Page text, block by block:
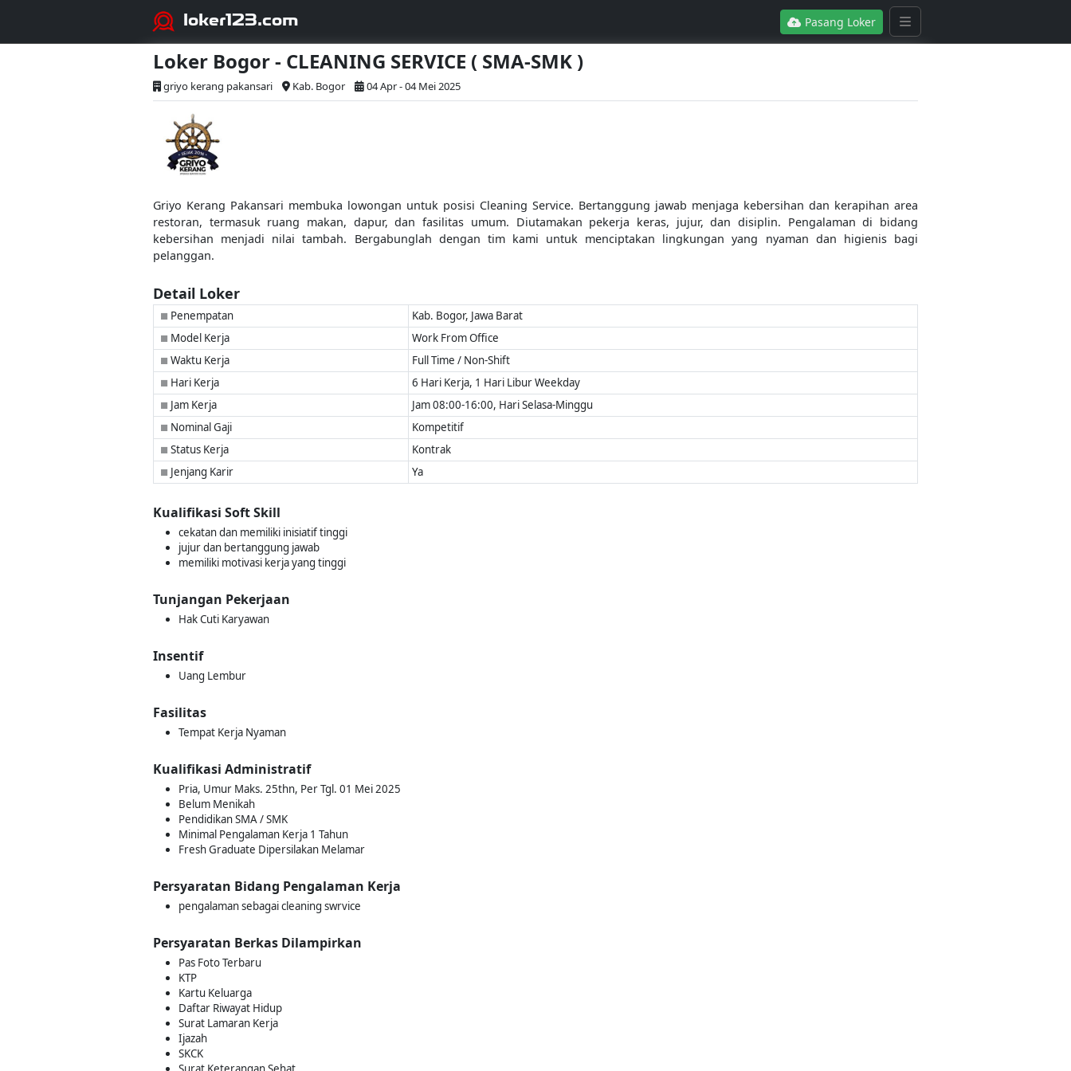
loker123.com Pasang Loker
Loker Bogor - CLEANING SERVICE ( SMA-SMK )
griyo kerang pakansari Kab. Bogor 04 Apr - 04 Mei 2025
Griyo Kerang Pakansari membuka lowongan untuk posisi Cleaning Service. Bertanggung jawab menjaga kebersihan dan kerapihan area
restoran, termasuk ruang makan, dapur, dan fasilitas umum. Diutamakan pekerja keras, jujur, dan disiplin. Pengalaman di bidang
kebersihan menjadi nilai tambah. Bergabunglah dengan tim kami untuk menciptakan lingkungan yang nyaman dan higienis bagi
pelanggan.
Detail Loker
■ Penempatan Kab. Bogor, Jawa Barat
■ Model Kerja Work From Office
■ Waktu Kerja Full Time / Non-Shift
■ Hari Kerja 6 Hari Kerja, 1 Hari Libur Weekday
■ Jam Kerja Jam 08:00-16:00, Hari Selasa-Minggu
■ Nominal Gaji Kompetitif
■ Status Kerja Kontrak
■ Jenjang Karir Ya
Kualifikasi Soft Skill
cekatan dan memiliki inisiatif tinggi
jujur dan bertanggung jawab
memiliki motivasi kerja yang tinggi
Tunjangan Pekerjaan
Hak Cuti Karyawan
Insentif
Uang Lembur
Fasilitas
Tempat Kerja Nyaman
Kualifikasi Administratif
Pria, Umur Maks. 25thn, Per Tgl. 01 Mei 2025
Belum Menikah
Pendidikan SMA / SMK
Minimal Pengalaman Kerja 1 Tahun
Fresh Graduate Dipersilakan Melamar
Persyaratan Bidang Pengalaman Kerja
pengalaman sebagai cleaning swrvice
Persyaratan Berkas Dilampirkan
Pas Foto Terbaru
KTP
Kartu Keluarga
Daftar Riwayat Hidup
Surat Lamaran Kerja
Ijazah
SKCK